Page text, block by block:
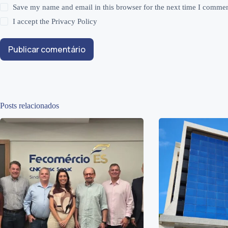
Save my name and email in this browser for the next time I
I accept thePrivacy Policy
Publicar comentário
Posts relacionados